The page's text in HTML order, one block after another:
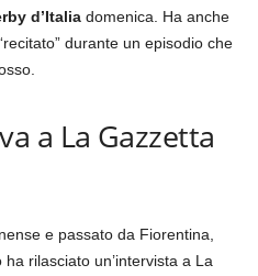
d’Italia domenica. Ha anche
durante un episodio che
a La Gazzetta
e passato da Fiorentina,
rilasciato un’intervista a La